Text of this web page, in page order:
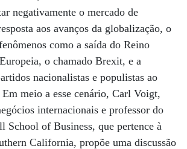
negativamente o mercado de
aos avanços da globalização, o
como a saída do Reino
o chamado Brexit, e a
nacionalistas e populistas ao
meio a esse cenário, Carl Voigt,
internacionais e professor do
School of Business, que pertence à
California, propõe uma discussão